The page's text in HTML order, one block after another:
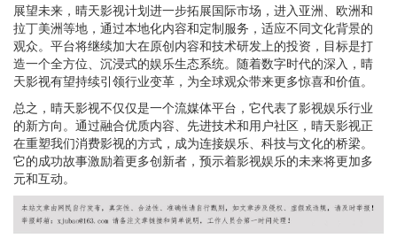
展望未来，晴天影视计划进一步拓展国际市场，进入亚洲、欧洲和
拉丁美洲等地，通过本地化内容和定制服务，适应不同文化背景的
观众。平台将继续加大在原创内容和技术研发上的投资，目标是打
造一个全方位、沉浸式的娱乐生态系统。随着数字时代的深入，晴
天影视有望持续引领行业变革，为全球观众带来更多惊喜和价值。
总之，晴天影视不仅仅是一个流媒体平台，它代表了影视娱乐行业
的新方向。通过融合优质内容、先进技术和用户社区，晴天影视正
在重塑我们消费影视的方式，成为连接娱乐、科技与文化的桥梁。
它的成功故事激励着更多创新者，预示着影视娱乐的未来将更加多
元和互动。